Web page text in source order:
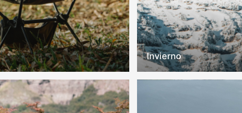
Invierno